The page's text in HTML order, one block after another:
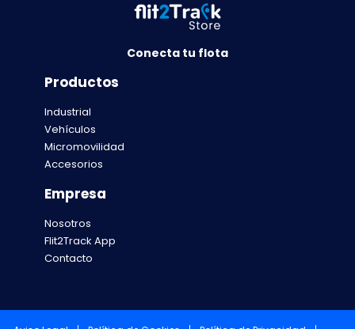
Conecta tu flota
Productos
Industrial
Vehículos
Micromovilidad
Accesorios
Empresa
Nosotros
Flit2Track App
Contacto